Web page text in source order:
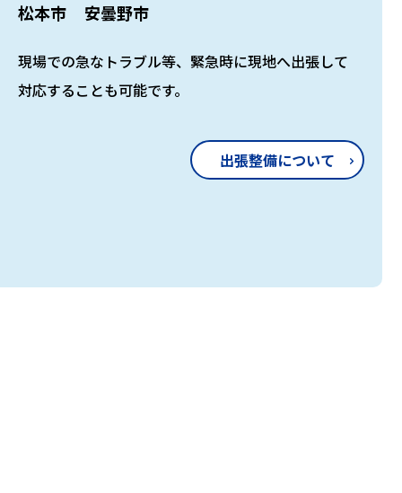
松本市
安曇野市
現場での急なトラブル等、緊急時に現地へ出張して
対応することも可能です。
出張整備について